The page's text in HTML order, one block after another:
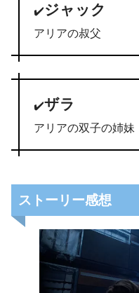
✔️ジャック
アリアの叔父
✔️ザラ
アリアの双子の姉妹
ストーリー感想